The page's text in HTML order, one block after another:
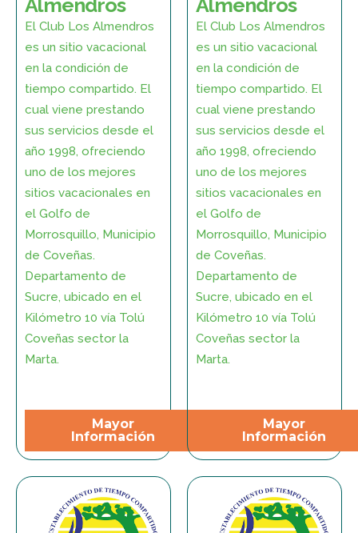
Almendros
El Club Los Almendros
es un sitio vacacional
en la condición de
tiempo compartido. El
cual viene prestando
sus servicios desde el
año 1998, ofreciendo
uno de los mejores
sitios vacacionales en
el Golfo de
Morrosquillo, Municipio
de Coveñas.
Departamento de
Sucre, ubicado en el
Kilómetro 10 vía Tolú
Coveñas sector la
Marta.
Mayor
Información
Almendros
El Club Los Almendros
es un sitio vacacional
en la condición de
tiempo compartido. El
cual viene prestando
sus servicios desde el
año 1998, ofreciendo
uno de los mejores
sitios vacacionales en
el Golfo de
Morrosquillo, Municipio
de Coveñas.
Departamento de
Sucre, ubicado en el
Kilómetro 10 vía Tolú
Coveñas sector la
Marta.
Mayor
Información